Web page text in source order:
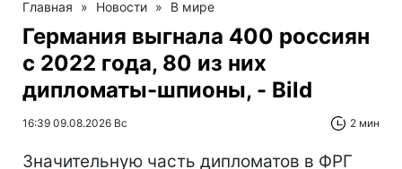
Главная » Новости » В мире
Германия выгнала 400 россиян
с 2022 года, 80 из них
дипломаты-шпионы, - Bild
16:39 09.08.2026 Вс 2 мин
Значительную часть дипломатов в ФРГ